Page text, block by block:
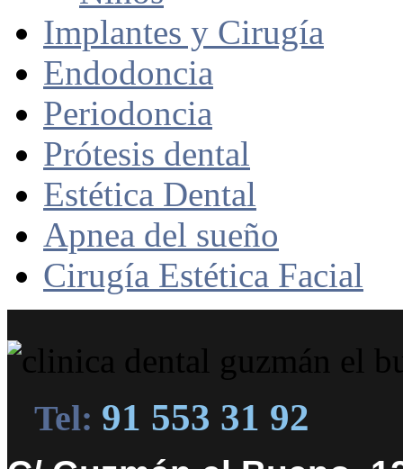
Implantes y Cirugía
Endodoncia
Periodoncia
Prótesis dental
Estética Dental
Apnea del sueño
Cirugía Estética Facial
Tel: 91 553 31 92